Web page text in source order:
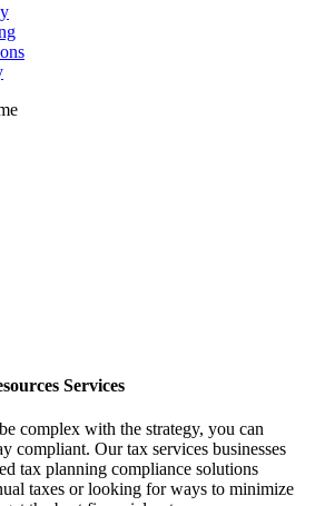
Services
complex with the strategy, you can
compliant. Our tax services businesses
tax planning compliance solutions
taxes or looking for ways to minimize